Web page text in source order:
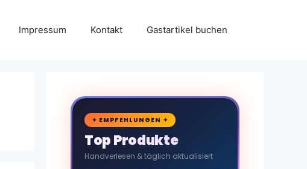
Impressum Kontakt Gastartikel buchen
🛒
✦ EMPFEHLUNGEN ✦
Top Produkte
Handverlesen & täglich aktualisiert